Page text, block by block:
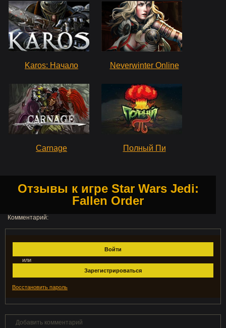
Karos: Начало Neverwinter Online
Carnage Полный Пи
Отзывы к игре Star Wars Jedi:
Fallen Order
Комментарий:
Войти
или
Зарегистрироваться
Восстановить пароль
Добавить комментарий